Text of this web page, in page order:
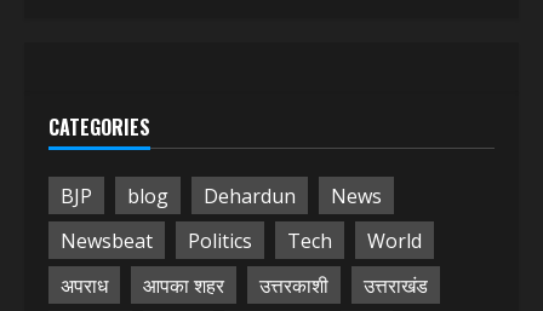
CATEGORIES
BJP blog Dehardun
News
Newsbeat
Politics Tech
World
अपराध
आपका शहर उत्तरकाशी
उत्तराखंड